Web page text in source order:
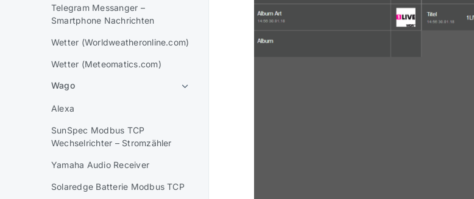
Telegram Messanger –
Smartphone Nachrichten
Wetter (Worldweatheronline.com)
Wetter (Meteomatics.com)
Wago
Alexa
SunSpec Modbus TCP
Wechselrichter – Stromzähler
Yamaha Audio Receiver
Solaredge Batterie Modbus TCP